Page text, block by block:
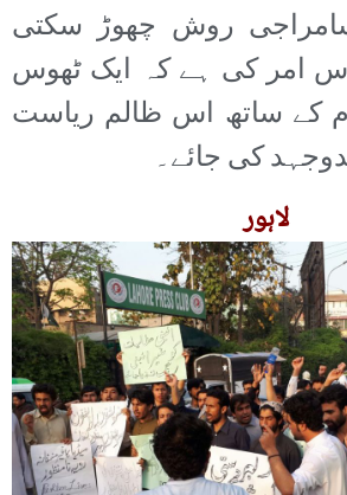
روش چھوڑ سکتی
امر کی ہے کہ ایک ٹھوس
کے ساتھ اس ظالم ریاست
کی جائے۔
لاہور